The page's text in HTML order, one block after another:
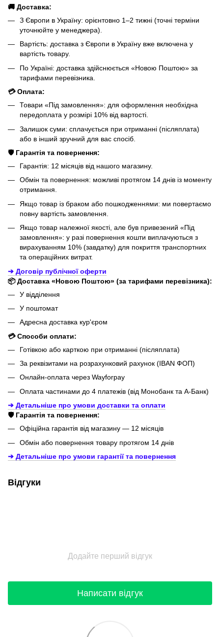
🚚 Доставка:
З Європи в Україну: орієнтовно 1–2 тижні (точні терміни
уточнюйте у менеджера).
Вартість: доставка з Європи в Україну вже включена у
вартість товару.
По Україні: доставка здійснюється «Новою Поштою» за
тарифами перевізника.
💳 Оплата:
Товари «Під замовлення»: для оформлення необхідна
передоплата у розмірі 10% від вартості.
Залишок суми: сплачується при отриманні (післяплата)
або в інший зручний для вас спосіб.
🛡️ Гарантія та повернення:
Гарантія: 12 місяців від нашого магазину.
Обмін та повернення: можливі протягом 14 днів із моменту
отримання.
Якщо товар із браком або пошкодженнями: ми повертаємо
повну вартість замовлення.
Якщо товар належної якості, але був привезений «Під
замовлення»: у разі повернення кошти виплачуються з
вирахуванням 10% (завдатку) для покриття транспортних
та операційних витрат.
➔ Договір публічної оферти
📦 Доставка «Новою Поштою» (за тарифами перевізника):
У відділення
У поштомат
Адресна доставка кур'єром
💳 Способи оплати:
Готівкою або карткою при отриманні (післяплата)
За реквізитами на розрахунковий рахунок (IBAN ФОП)
Онлайн-оплата через Wayforpay
Оплата частинами до 4 платежів (від Монобанк та А-Банк)
➔ Детальніше про умови доставки та оплати
🛡️ Гарантія та повернення:
Офіційна гарантія від магазину — 12 місяців
Обмін або повернення товару протягом 14 днів
➔ Детальніше про умови гарантіїта повернення
Відгуки
Додайте перший відгук
Написати відгук